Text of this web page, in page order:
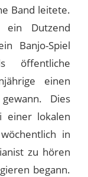
Band leitete.
Dutzend
Banjo-Spiel
öffentliche
einen
Dies
einer lokalen
in
zu hören
begann.